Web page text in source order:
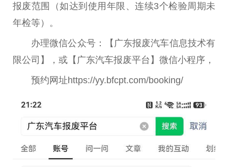
报废范围（如达到使用年限、连续3个检验周期未
年检等）。
办理微信公众号：【广东报废汽车信息技术有
限公司】，或【广东汽车报废平台】微信小程序，
预约网址https://yy.bfcpt.com/booking/